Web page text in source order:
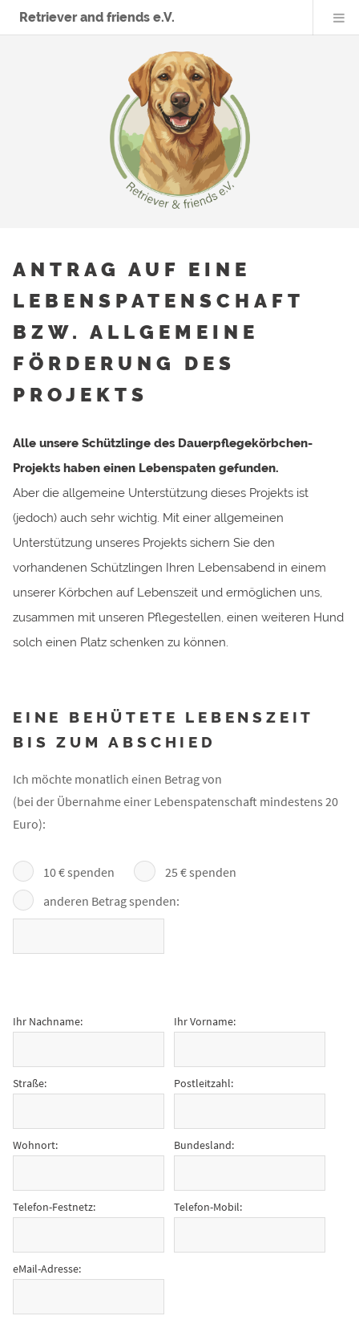
Retriever and friends e.V.
ANTRAG AUF EINE
LEBENSPATENSCHAFT
BZW. ALLGEMEINE
FÖRDERUNG DES
PROJEKTS
Alle unsere Schützlinge des Dauerpflegekörbchen-
Projekts haben einen Lebenspaten gefunden.
Aber die allgemeine Unterstützung dieses Projekts ist
(jedoch) auch sehr wichtig. Mit einer allgemeinen
Unterstützung unseres Projekts sichern Sie den
vorhandenen Schützlingen Ihren Lebensabend in einem
unserer Körbchen auf Lebenszeit und ermöglichen uns,
zusammen mit unseren Pflegestellen, einen weiteren Hund
solch einen Platz schenken zu können.
EINE BEHÜTETE LEBENSZEIT
BIS ZUM ABSCHIED
Ich möchte monatlich einen Betrag von
(bei der Übernahme einer Lebenspatenschaft mindestens 20
Euro):
10 € spenden
25 € spenden
anderen Betrag spenden:
Ihr Nachname: Ihr Vorname:
Straße: Postleitzahl:
Wohnort: Bundesland:
Telefon-Festnetz: Telefon-Mobil:
eMail-Adresse: